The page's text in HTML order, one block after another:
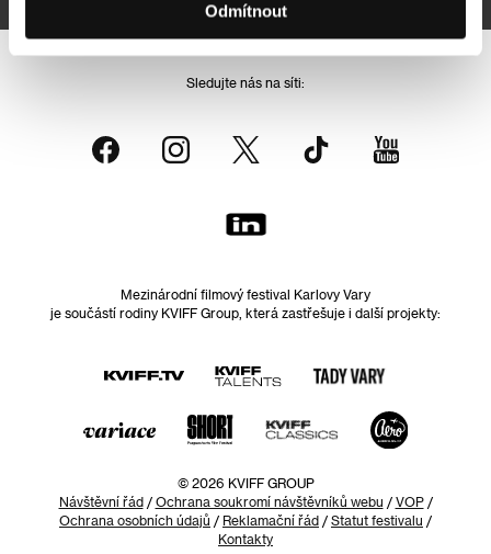
Odmítnout
Sledujte nás na síti:
Mezinárodní filmový festival Karlovy Vary
je součástí rodiny KVIFF Group, která zastřešuje i další projekty:
© 2026 KVIFF GROUP
Návštěvní řád/ Ochrana soukromí návštěvníků webu / VOP/
Ochrana osobních údajů / Reklamační řád / Statut festivalu /
Kontakty